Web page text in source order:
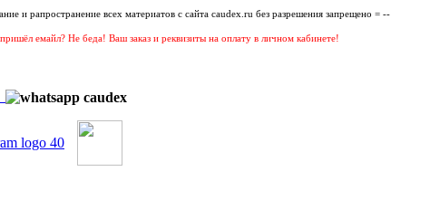
и рапространение всех материатов с сайта caudex.ru без разрешения запрещено = --
емайл? Не беда! Ваш заказ и реквизиты на оплату в личном кабинете!